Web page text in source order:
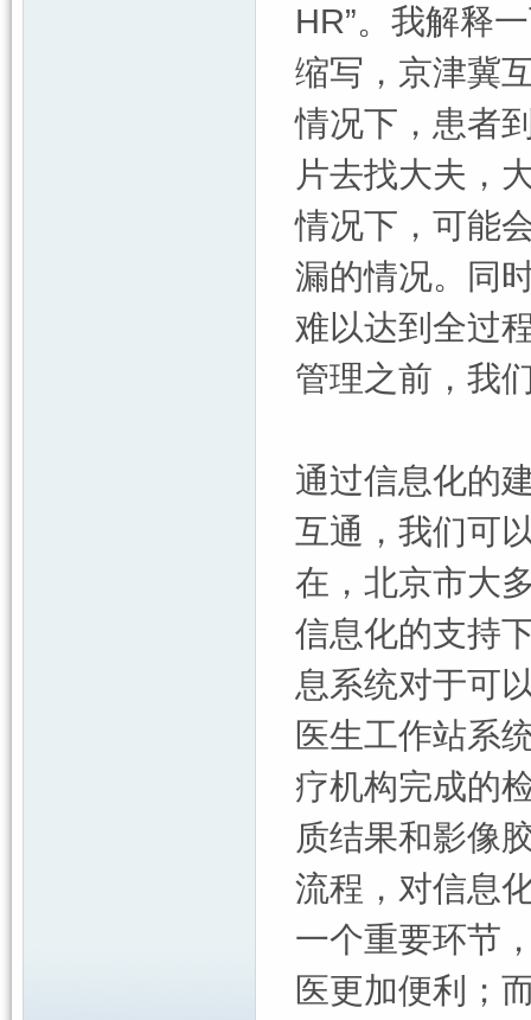
HR”。我解释
缩写，京津冀
情况下，患者
片去找大夫，
情况下，可能
漏的情况。同
难以达到全过
管理之前，我
通过信息化的
互通，我们可
在，北京市大
信息化的支持
息系统对于可
医生工作站系
疗机构完成的
质结果和影像
流程，对信息
一个重要环节
医更加便利；